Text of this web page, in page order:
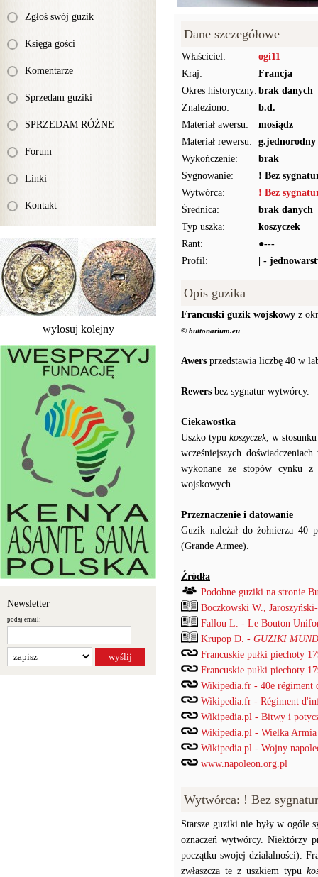
Zgłoś swój guzik
Księga gości
Komentarze
Sprzedam guziki
SPRZEDAM RÓŻNE
Forum
Linki
Kontakt
wylosuj kolejny
Newsletter
podaj email:
Dane szczegółowe
Właściciel:
ogi11
Kraj:
Francja
Okres historyczny: brak danych
Znaleziono:
b.d.
Materiał awersu:
mosiądz
Materiał rewersu:
g.jednorodny
Wykończenie:
brak
Sygnowanie:
! Bez
Wytwórca:
! Bez
Średnica:
brak danych
Typ uszka:
koszyczek
Rant:
●---
Profil:
| -
Opis guzika
Francuski guzik wojskowy z
© buttonarium.eu
Awers przedstawia liczbę 40 w
Rewers bez sygnatur wytwórcy.
Ciekawostka
Uszko typu koszyczek, w stosunku
wcześniejszych
wykonane ze stopów cynku z
wojskowych.
Przeznaczenie i datowanie
Guzik należał do żołnierza
(Grande Armee).
Źródła
Podobne guziki na stronie
Boczkowski W.,
Fallou L. - Le Bouton
Krupop D. - GUZIKI
Francuskie pułki piechoty
Francuskie pułki piechoty
Wikipedia.fr - 40e régiment
Wikipedia.fr - Régiment
Wikipedia.pl - Bitwy i
Wikipedia.pl - Wielka Armia
Wikipedia.pl - Wojny
www.napoleon.org.pl
Wytwórca: ! Bez
Starsze guziki nie były w ogóle
oznaczeń wytwórcy. Niektórzy
początku swojej działalności).
zwłaszcza te z uszkiem typu